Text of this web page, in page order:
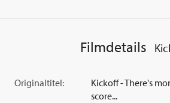
wie eine gigantische Bulldogge und
Beckham samt seiner auf die Eier
s 'KickOff' ist
Filmdetails
Originaltitel:
Kickoff - There's
score...